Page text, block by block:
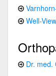
Well-
Dr. med.